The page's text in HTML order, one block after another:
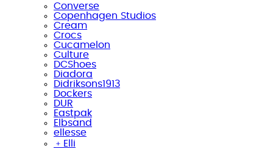
Converse
Copenhagen Studios
Cream
Crocs
Cucamelon
Culture
DCShoes
Diadora
Didriksons1913
Dockers
DUR
Eastpak
Elbsand
ellesse
﹢ Elli